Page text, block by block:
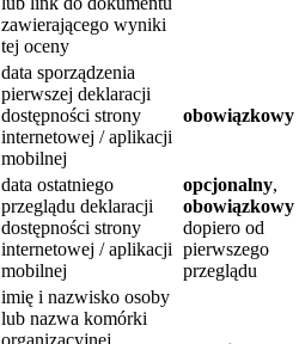
zawierającego wyniki
tej oceny
data sporządzenia
pierwszej deklaracji
dostępności strony
internetowej / aplikacji
mobilnej
obowiązkowy
data ostatniego
przeglądu deklaracji
dostępności strony
internetowej / aplikacji
mobilnej
opcjonalny,
obowiązkowy
dopiero od
pierwszego
przeglądu
imię i nazwisko osoby
lub nazwa komórki
organizacyjnej